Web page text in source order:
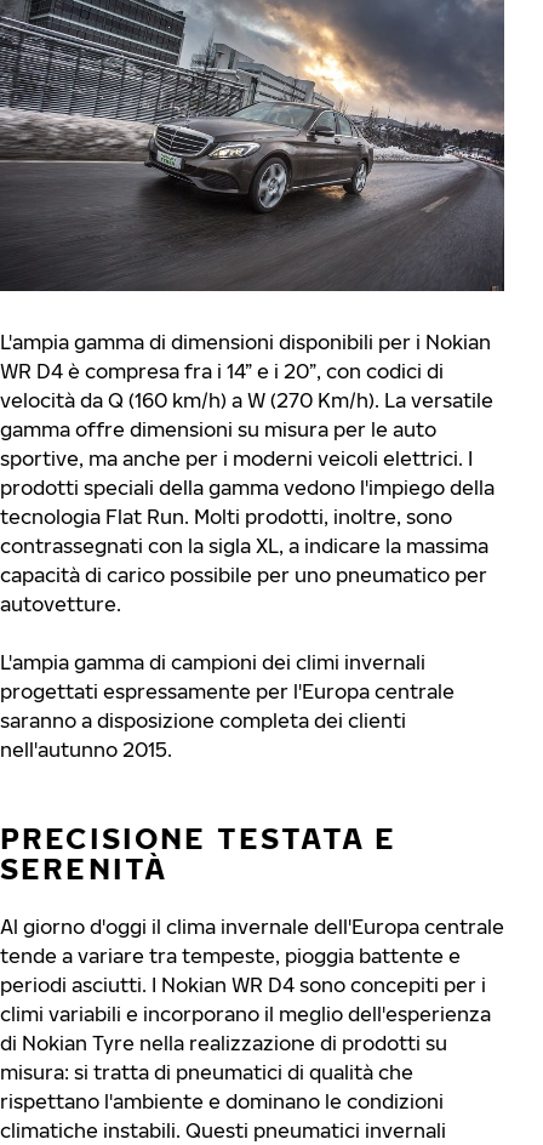
L'ampia gamma di dimensioni disponibili per i Nokian
WR D4 è compresa fra i 14” e i 20”, con codici di
velocità da Q (160 km/h) a W (270 Km/h). La versatile
gamma offre dimensioni su misura per le auto
sportive, ma anche per i moderni veicoli elettrici. I
prodotti speciali della gamma vedono l'impiego della
tecnologia Flat Run. Molti prodotti, inoltre, sono
contrassegnati con la sigla XL, a indicare la massima
capacità di carico possibile per uno pneumatico per
autovetture.
L'ampia gamma di campioni dei climi invernali
progettati espressamente per l'Europa centrale
saranno a disposizione completa dei clienti
nell'autunno 2015.
PRECISIONE TESTATA E
SERENITÀ
Al giorno d'oggi il clima invernale dell'Europa centrale
tende a variare tra tempeste, pioggia battente e
periodi asciutti. I Nokian WR D4 sono concepiti per i
climi variabili e incorporano il meglio dell'esperienza
di Nokian Tyre nella realizzazione di prodotti su
misura: si tratta di pneumatici di qualità che
rispettano l'ambiente e dominano le condizioni
climatiche instabili. Questi pneumatici invernali